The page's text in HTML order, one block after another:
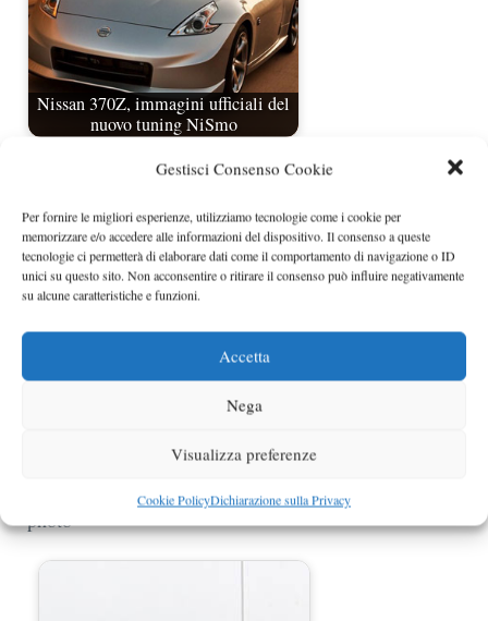
Gestisci Consenso Cookie
Per fornire le migliori esperienze, utilizziamo tecnologie come i cookie per
memorizzare e/o accedere alle informazioni del dispositivo. Il consenso a queste
tecnologie ci permetterà di elaborare dati come il comportamento di navigazione o ID
unici su questo sito. Non acconsentire o ritirare il consenso può influire negativamente
su alcune caratteristiche e funzioni.
Accetta
Nega
Visualizza preferenze
Cookie PolicyDichiarazione sulla Privacy
Nissan 370Z, immagini ufficiali del
nuovo tuning NiSmo
Nissan 370Z Nurburgring Edition
foto spia,Nissan
photo